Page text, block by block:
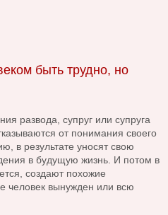
быть трудно, но
развода, супруг или супруга
от понимания своего
в результате уносят свою
в будущую жизнь. И потом в
создают похожие
человек вынужден или всю